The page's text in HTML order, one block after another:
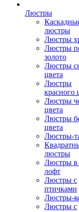
Люстры
люстры
Люстры
Люстры
золото
Люстры
цвета
Люстры
красного
Люстры
цвета
Люстры
цвета
Люстры-
люстры
Люстры в
лофт
Люстры с
птичками
Люстры-
Люстры с